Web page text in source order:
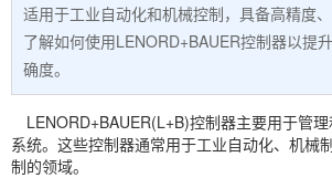
适用于工业自动化和机械控制，具备高精度、
了解如何使用LENORD+BAUER控制器以提
确度。
LENORD+BAUER(L+B)控制器主要用于管
系统。这些控制器通常用于工业自动化、机械
制的领域。